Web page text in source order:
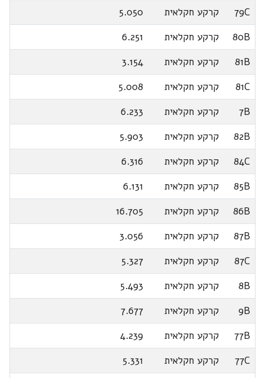
79C
קרקע חקלאית
5.050
80B
קרקע חקלאית
6.251
81B
קרקע חקלאית
3.154
81C
קרקע חקלאית
5.008
7B
קרקע חקלאית
6.233
82B
קרקע חקלאית
5.903
84C
קרקע חקלאית
6.316
85B
קרקע חקלאית
6.131
86B
קרקע חקלאית
16.705
87B
קרקע חקלאית
3.056
87C
קרקע חקלאית
5.327
8B
קרקע חקלאית
5.493
9B
קרקע חקלאית
7.677
77B
קרקע חקלאית
4.239
77C
קרקע חקלאית
5.331